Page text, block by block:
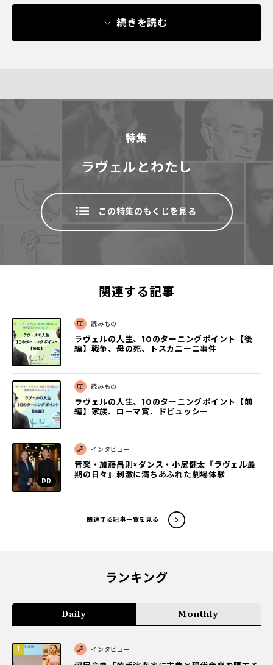
続きを読む
特集
ラヴェルとわたし
この特集のもくじを見る
関連する記事
読みもの
ラヴェルの人生、10のターニングポイント【後
編】戦争、母の死、トスカニーニ事件
読みもの
ラヴェルの人生、10のターニングポイント【前
編】家族、ローマ賞、ドビュッシー
インタビュー
音楽・加藤昌則×ダンス・小㞍健太『ラヴェル最
期の日々』刺激に満ちあふれた劇場体験
関連する記事一覧を見る
ランキング
Daily Monthly
インタビュー